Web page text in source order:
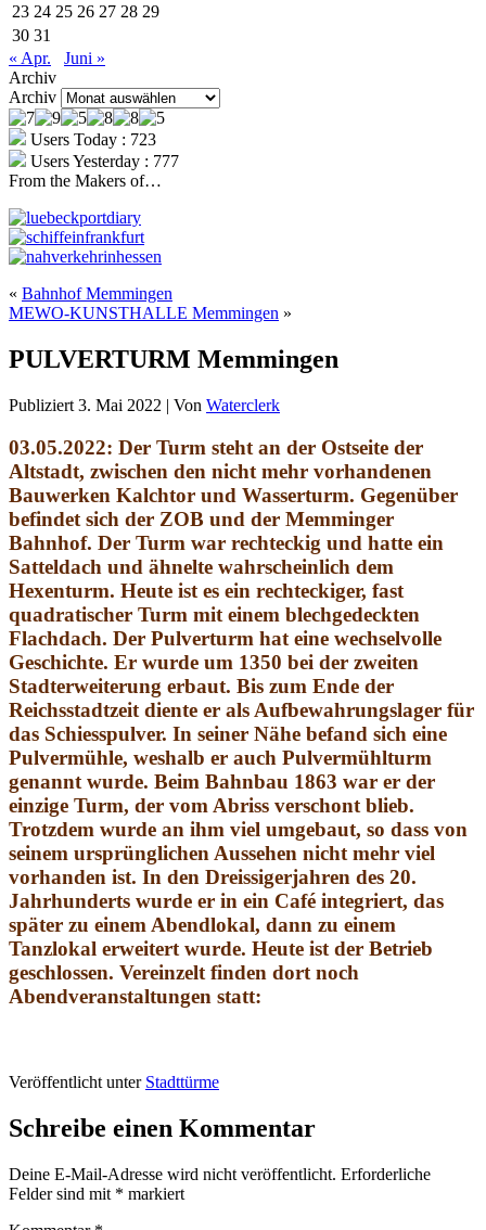
23 24 25 26 27 28 29
30 31
« Apr.
Juni »
Archiv
Archiv
Users Today : 723
Users Yesterday : 777
From the Makers of…
« Bahnhof Memmingen
MEWO-KUNSTHALLE Memmingen »
PULVERTURM Memmingen
Publiziert 3. Mai 2022 | Von Waterclerk
03.05.2022: Der Turm steht an der Ostseite der
Altstadt, zwischen den nicht mehr vorhandenen
Bauwerken Kalchtor und Wasserturm. Gegenüber
befindet sich der ZOB und der Memminger
Bahnhof. Der Turm war rechteckig und hatte ein
Satteldach und ähnelte wahrscheinlich dem
Hexenturm. Heute ist es ein rechteckiger, fast
quadratischer Turm mit einem blechgedeckten
Flachdach. Der Pulverturm hat eine wechselvolle
Geschichte. Er wurde um 1350 bei der zweiten
Stadterweiterung erbaut. Bis zum Ende der
Reichsstadtzeit diente er als Aufbewahrungslager für
das Schiesspulver. In seiner Nähe befand sich eine
Pulvermühle, weshalb er auch Pulvermühlturm
genannt wurde. Beim Bahnbau 1863 war er der
einzige Turm, der vom Abriss verschont blieb.
Trotzdem wurde an ihm viel umgebaut, so dass von
seinem ursprünglichen Aussehen nicht mehr viel
vorhanden ist. In den Dreissigerjahren des 20.
Jahrhunderts wurde er in ein Café integriert, das
später zu einem Abendlokal, dann zu einem
Tanzlokal erweitert wurde. Heute ist der Betrieb
geschlossen. Vereinzelt finden dort noch
Abendveranstaltungen statt:
Veröffentlicht unter Stadttürme
Schreibe einen Kommentar
Deine E-Mail-Adresse wird nicht veröffentlicht. Erforderliche
Felder sind mit * markiert